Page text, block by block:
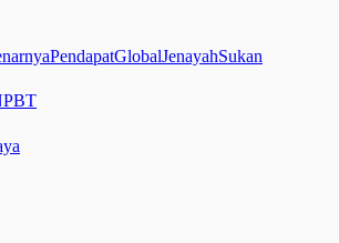
PendapatGlobalJenayahSukan
PBT